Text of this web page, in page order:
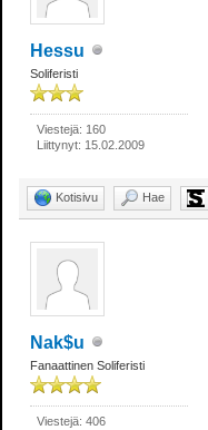
Hessu
Soliferisti
Viestejä: 160
Liittynyt: 15.02.2009
Kotisivu Hae
Nak$u
Fanaattinen Soliferisti
Viestejä: 406